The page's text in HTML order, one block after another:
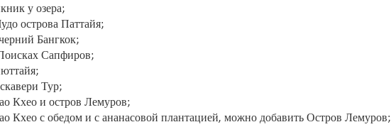
у озера;
острова Паттайя;
Бангкок;
Сапфиров;
Тур;
Кхео и остров Лемуров;
Кхео с обедом и с ананасовой плантацией, можно добавить Остров Лемуров;